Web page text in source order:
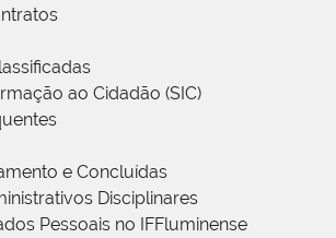
ao Cidadão (SIC)
e Concluídas
Disciplinares
Pessoais no IFFluminense